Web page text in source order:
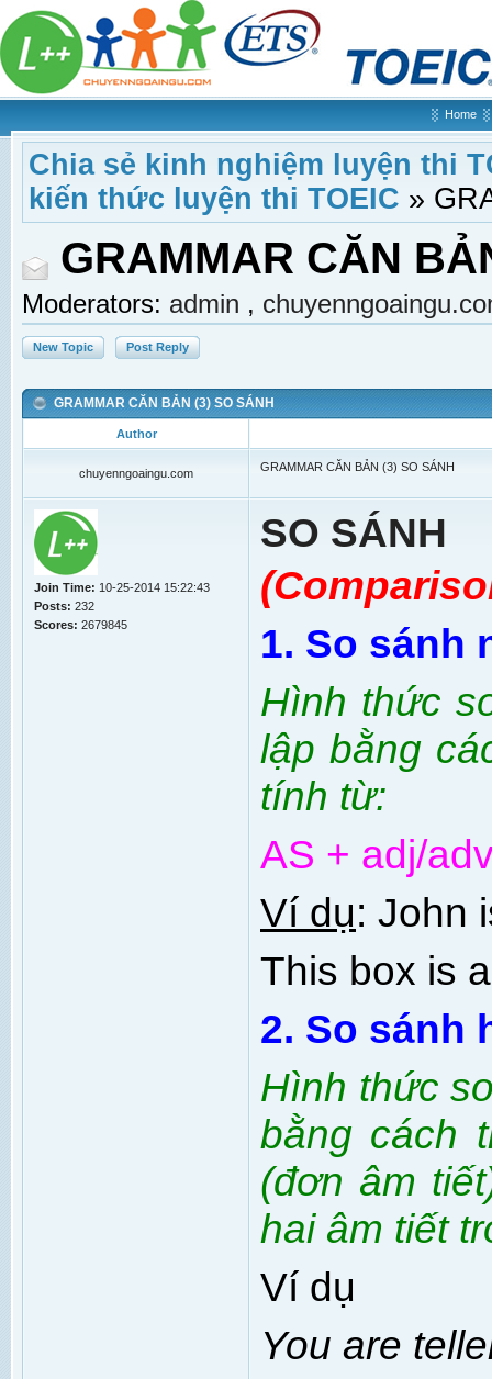
Home
Chia sẻ kinh nghiệm luyện thi
kiến thức luyện thi TOEIC »
GRAMMAR CĂN
Moderators: admin ,
New Topic Post Reply
GRAMMAR CĂN BẢN (3) SO SÁNH
Author
chuyenngoaingu.com GRAMMAR CĂN BẢN (3) SO SÁNH
Join Time: 10-25-2014 15:22:43
Posts: 232
Scores: 2679845
SO SÁNH
1. So sánh
Hình thức
lập bằng
tính từ:
AS + adj/
Ví dụ: John
This box is
2. So sánh
Hình thức
bằng cách
(đơn âm
hai âm tiết
Ví dụ
You are